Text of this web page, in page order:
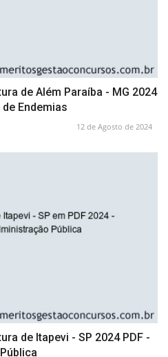
de Além Paraíba - MG 2024
Endemias
12 de Agosto de 2024
de Itapevi - SP 2024 PDF -